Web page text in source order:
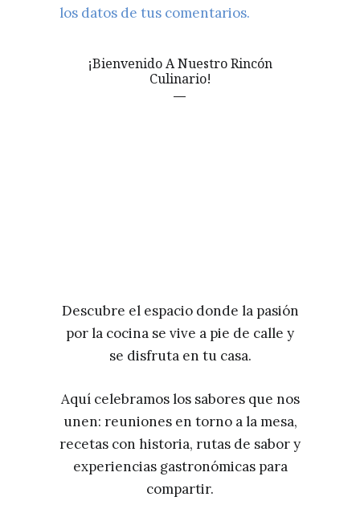
los datos de tus comentarios.
¡Bienvenido A Nuestro Rincón
Culinario!
Descubre el espacio donde la pasión
por la cocina se vive a pie de calle y
se disfruta en tu casa.
Aquí celebramos los sabores que nos
unen: reuniones en torno a la mesa,
recetas con historia, rutas de sabor y
experiencias gastronómicas para
compartir.